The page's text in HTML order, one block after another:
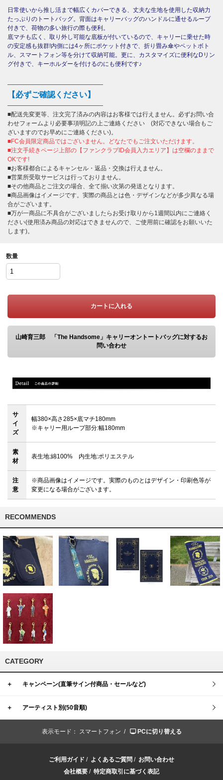
日常使いから推し活まで幅広くカバーできる、丈夫な生地を使用した収納力
たっぷりのトートバッグ。背面はキャリーバッグのハンドルに通せるループ
付きで、荷物の多い旅行の際も便利。
底マチも広く、取り外し可能な底板が付いているので、キャリーに乗せた時
の安定感も抜群!内側には4ヶ所にポケット付きで、折り畳み傘やペットボト
ル、スマートフォン等を分けて収納可能。更に、カスタマイズに便利なDリン
グ付きで、キーホルダーを付けるのにも便利です♪
――――――――――――――――
【必ずご確認ください】
――――――――――――――――
■配送先変更等、注文完了済みの内容はお客様では行えません。必ずお問い合
わせフォームより必要事項明記の上ご連絡ください (対応できない場合もご
ざいますのでお早めにご連絡ください)。
■FC会員限定商品ではございません。どなたでもご注文いただけます。
■注文手続きページ上部の【ファンクラブID会員入力エリア】は空欄のままで
OKです!
■お客様都合によるキャンセル・返品・交換は行えません。
■営業所受取サービスは行っておりません。
■その他商品とご注文の場合、全て揃い次第の発送となります。
■商品画像はイメージです。実際の商品とは色・デザインなどが多少異なる場
合がございます。
■万が一商品に不具合がございましたらお受け取りから1週間以内にご連絡く
ださい(使用済み商品の対応はできませんので、ご使用前に確認をお願いいた
します)。
数量
カートに入れる
山崎育三郎 「The Handsome」キャリーオントートバッグに対するお
問い合わせ
サ
イ
ズ
幅380×高さ285×底マチ180mm
※キャリー用ループ部分:幅180mm
素
材
表生地:綿100% 内生地:ポリエステル
注
意
※商品画像はイメージです。実際のものとはデザイン・印刷色等が
変更になる場合がございます。
RECOMMENDS
CATEGORY
＋ キャンペーン(直筆サイン付商品・セールなど)
＋ アーティスト別(50音順)
表示モード： スマートフォン / PCに切り替える
ご利用ガイド / よくあるご質問 / お問い合わせ
会社概要 / 特定商取引に基づく表記